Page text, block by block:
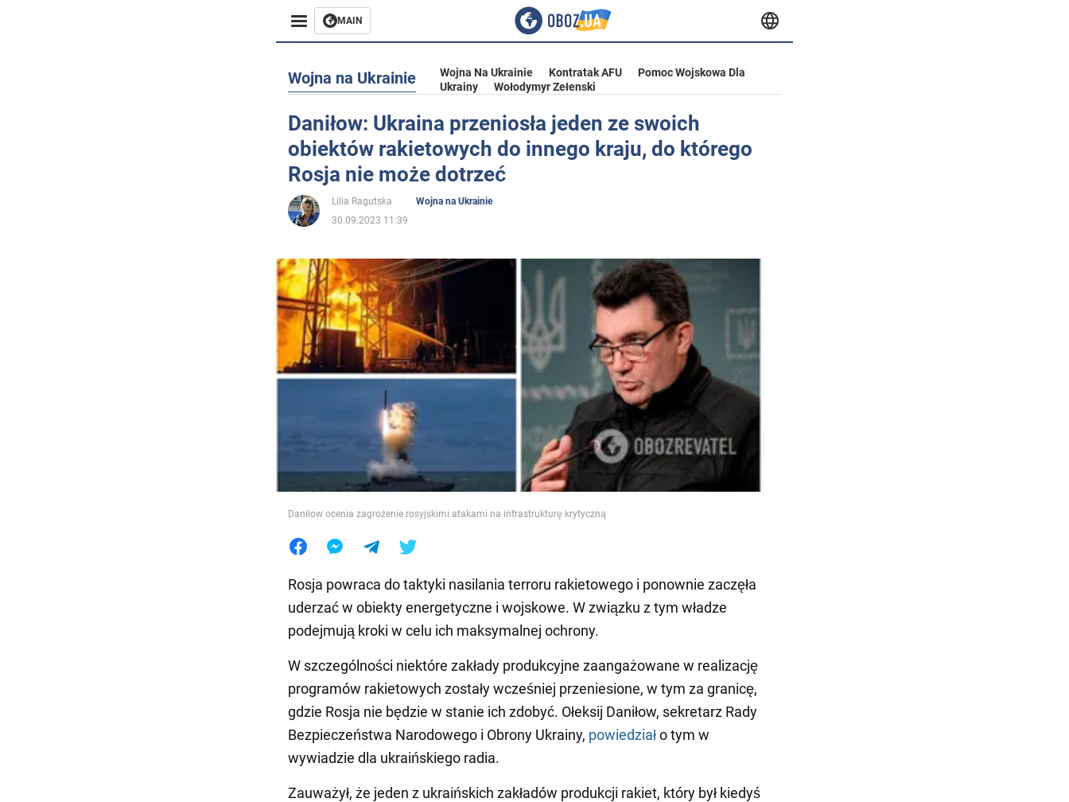
MAIN
Rozrywka
Życie
Polityka
Społeczeństwo
Wojna na Ukrainie
Świat
Jedzenie
Wojna na Ukrainie Wojna Na Ukrainie Kontratak AFU
Pomoc Wojskowa Dla
Ukrainy
Wołodymyr Zełenski
Daniłow: Ukraina przeniosła jeden ze swoich
obiektów rakietowych do innego kraju, do którego
Rosja nie może dotrzeć
Lilia Ragutska
Wojna na Ukrainie
30.09.2023 11:39
Daniłow ocenia zagrożenie rosyjskimi atakami na infrastrukturę krytyczną
Rosja powraca do taktyki nasilania terroru rakietowego i ponownie zaczęła
uderzać w obiekty energetyczne i wojskowe. W związku z tym władze
podejmują kroki w celu ich maksymalnej ochrony.
W szczególności niektóre zakłady produkcyjne zaangażowane w realizację
programów rakietowych zostały wcześniej przeniesione, w tym za granicę,
gdzie Rosja nie będzie w stanie ich zdobyć. Ołeksij Daniłow, sekretarz Rady
Bezpieczeństwa Narodowego i Obrony Ukrainy, powiedziało tym w
wywiadzie dla ukraińskiego radia.
Zauważył, że jeden z ukraińskich zakładów produkcji rakiet, który był kiedyś